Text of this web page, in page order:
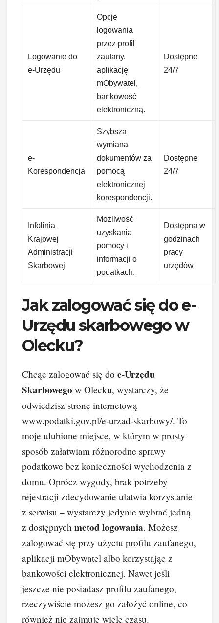
Logowanie do
e-Urzędu
Opcje
logowania
przez profil
zaufany,
aplikację
mObywatel,
bankowość
elektroniczną.
Dostępne
24/7
e-
Korespondencja
Szybsza
wymiana
dokumentów za
pomocą
elektronicznej
korespondencji.
Dostępne
24/7
Infolinia
Krajowej
Administracji
Skarbowej
Możliwość
uzyskania
pomocy i
informacji o
podatkach.
Dostępna w
godzinach
pracy
urzędów
Jak zalogować się do e-
Urzędu skarbowego w
Olecku?
Chcąc zalogować się do e-Urzędu
Skarbowego w Olecku, wystarczy, że
odwiedzisz stronę internetową
www.podatki.gov.pl/e-urzad-skarbowy/. To
moje ulubione miejsce, w którym w prosty
sposób załatwiam różnorodne sprawy
podatkowe bez konieczności wychodzenia z
domu. Oprócz wygody, brak potrzeby
rejestracji zdecydowanie ułatwia korzystanie
z serwisu – wystarczy jedynie wybrać jedną
z dostępnych metod logowania. Możesz
zalogować się przy użyciu profilu zaufanego,
aplikacji mObywatel albo korzystając z
bankowości elektronicznej. Nawet jeśli
jeszcze nie posiadasz profilu zaufanego,
rzeczywiście możesz go założyć online, co
również nie zajmuje wiele czasu.